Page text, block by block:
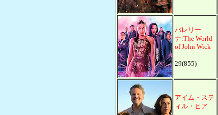
バレリー
ナ:The World
of John Wick
29(855)
アイム・ステ
ィル・ヒア